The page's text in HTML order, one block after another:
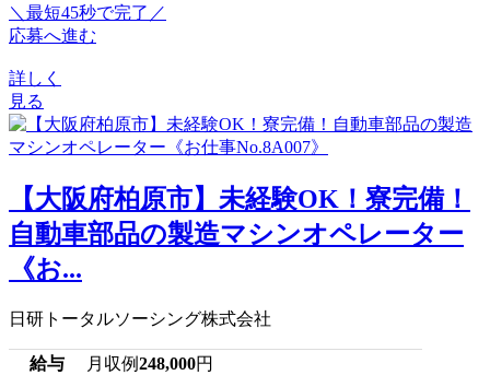
＼最短45秒で完了／
応募へ進む
詳しく
見る
【大阪府柏原市】未経験OK！寮完備！
自動車部品の製造マシンオペレーター
《お...
日研トータルソーシング株式会社
給与 月収例248,000円